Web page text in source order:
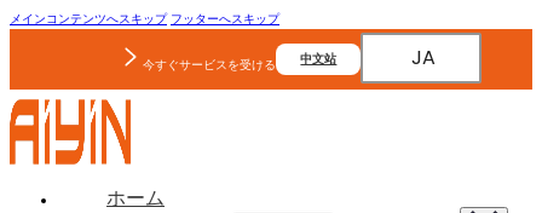
メインコンテンツへスキップ フッターへスキップ
今すぐサービスを受ける 中文站 JA
ホーム